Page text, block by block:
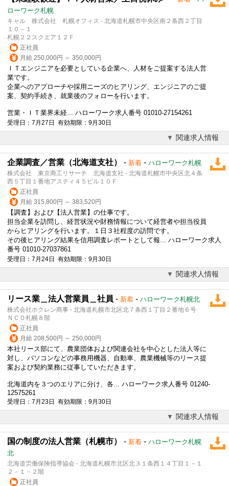
ローワーク札幌
キャル 株式会社 札幌オフィス - 北海道札幌市中央区南２条西２丁目
１０－１
札幌２２スクエア１２Ｆ
正社員
月給 250,000円 ～ 350,000円
ＩＴエンジニアを必要としている企業へ、人材をご提案する法人営
業です。
企業へのアプローチや採用ニーズのヒアリング、エンジニアのご提
案、契約手続き、就業後のフォローを行います。
営業・ＩＴ業界未経... ハローワーク求人番号 01010-27154261
受理日：7月27日 有効期限：9月30日
関連求人情報
企業調査／営業（北海道支社） - 新着 - ハローワーク札幌
株式会社 東京商工リサーチ 北海道支社 - 北海道札幌市中央区北４条
西５丁目１番地アスティ４５ビル１０Ｆ
正社員
月給 315,800円 ～ 383,520円
【調査】および【法人営業】の仕事です。
担当企業を訪問し、経営状況や財務情報について経営者や担当役員
からヒアリングを行います。１日３社程度の訪問です。
その後ヒアリング結果を信用調査レポートとして報... ハローワーク求人
番号 01010-27037861
受理日：7月24日 有効期限：9月30日
関連求人情報
リース業＿法人営業員＿社員 - 新着 - ハローワーク札幌北
株式会社ホクレン商事 - 北海道札幌市北区北７条西１丁目２番地６号
ＮＣＯ札幌８階
正社員
月給 208,500円 ～ 250,000円
本社リース部にて、農業団体および関連会社を中心とした法人等に
対し、パソコンなどの事務用機器、自動車、農業機械等のリース提
案および契約業務に従事していただきます。
北海道内を３つのエリアに分け、各... ハローワーク求人番号 01240-
12575261
受理日：7月23日 有効期限：9月30日
関連求人情報
国の制度の法人営業（札幌市） - 新着 - ハローワーク札幌
北
北海道労働保険指導協会 - 北海道札幌市北区北３１条西１４丁目１－１
２－１－２階
正社員